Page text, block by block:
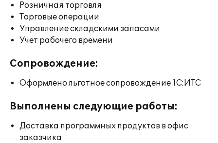
Розничная торговля
Торговые операции
Управление складскими запасами
Учет рабочего времени
Сопровождение:
Оформлено льготное сопровождение 1С:ИТС
Выполнены следующие работы:
Доставка программных продуктов в офис
заказчика